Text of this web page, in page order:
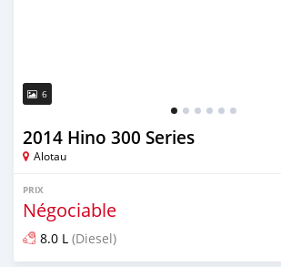
6
2014 Hino 300 Series
Alotau
PRIX
Négociable
8.0 L (Diesel)